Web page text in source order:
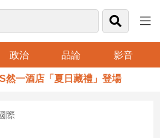
政治 品論 影音
酒店「夏日藏禮」登場
際